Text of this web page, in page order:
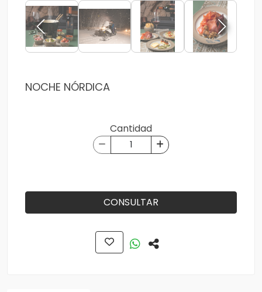
NOCHE NÓRDICA
Cantidad
CONSULTAR